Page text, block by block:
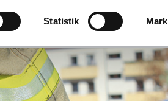
Statistik
för att du ska kunna handla
situationer.